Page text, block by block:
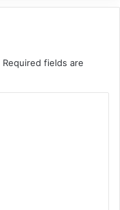
Required fields are